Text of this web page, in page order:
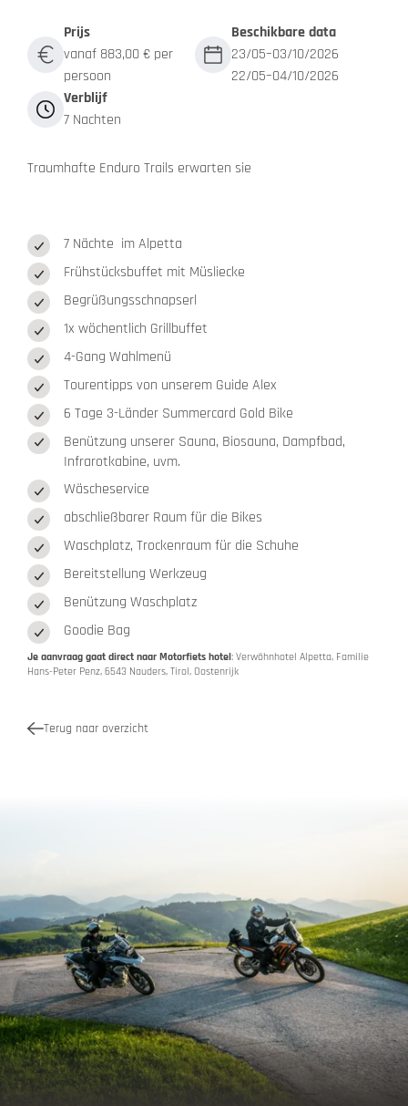
Prijs
vanaf 883,00 € per
persoon
Beschikbare data
23/05–03/10/2026
22/05–04/10/2026
Verblijf
7 Nachten
Traumhafte Enduro Trails erwarten sie
7 Nächte im Alpetta
Frühstücksbuffet mit Müsliecke
Begrüßungsschnapserl
1x wöchentlich Grillbuffet
4-Gang Wahlmenü
Tourentipps von unserem Guide Alex
6 Tage 3-Länder Summercard Gold Bike
Benützung unserer Sauna, Biosauna, Dampfbad,
Infrarotkabine, uvm.
Wäscheservice
abschließbarer Raum für die Bikes
Waschplatz, Trockenraum für die Schuhe
Bereitstellung Werkzeug
Benützung Waschplatz
Goodie Bag
Je aanvraag gaat direct naar Motorfiets hotel: Verwöhnhotel Alpetta, Familie
Hans-Peter Penz, 6543 Nauders, Tirol, Oostenrijk
Terug naar overzicht